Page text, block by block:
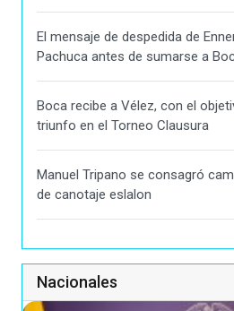
El mensaje de despedida de
Pachuca antes de sumarse a
Boca recibe a Vélez, con el
triunfo en el Torneo Clausura
Manuel Tripano se consagró
de canotaje eslalon
Nacionales